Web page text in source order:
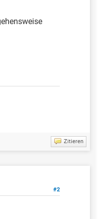
Zitieren
#2